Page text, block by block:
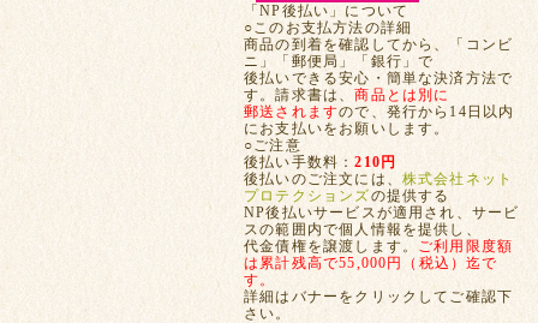
「NP後払い」について
○このお支払方法の詳細
商品の到着を確認してから、「コンビ
ニ」「郵便局」「銀行」で
後払いできる安心・簡単な決済方法で
す。請求書は、商品とは別に
郵送されますので、発行から14日以内
にお支払いをお願いします。
○ご注意
後払い手数料：210円
後払いのご注文には、 株式会社ネット
プロテクションズの提供する
NP後払いサービスが適用され、サービ
スの範囲内で個人情報を提供し、
代金債権を譲渡します。 ご利用限度額
は累計残高で55,000円（税込）迄で
す。
詳細はバナーをクリックしてご確認下
さい。